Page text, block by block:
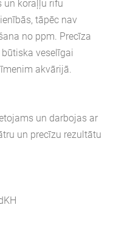
un koraļļu rifu
tāpēc nav
no ppm. Precīza
veselīgai
akvārijā.
un darbojas ar
un precīzu rezultātu